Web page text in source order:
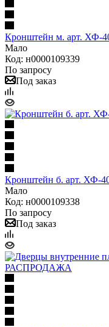
Кронштейн м. арт. ХФ-
Мало
Код: н0000109339
По запросу
Под заказ
Кронштейн б. арт. ХФ-
Мало
Код: н0000109338
По запросу
Под заказ